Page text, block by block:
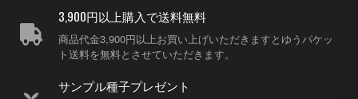
3,900円以上購入で送料無料
商品代金3,900円以上お買い上げいただきますとゆうパケッ
ト送料を無料とさせていただきます。
サンプル種子プレゼント